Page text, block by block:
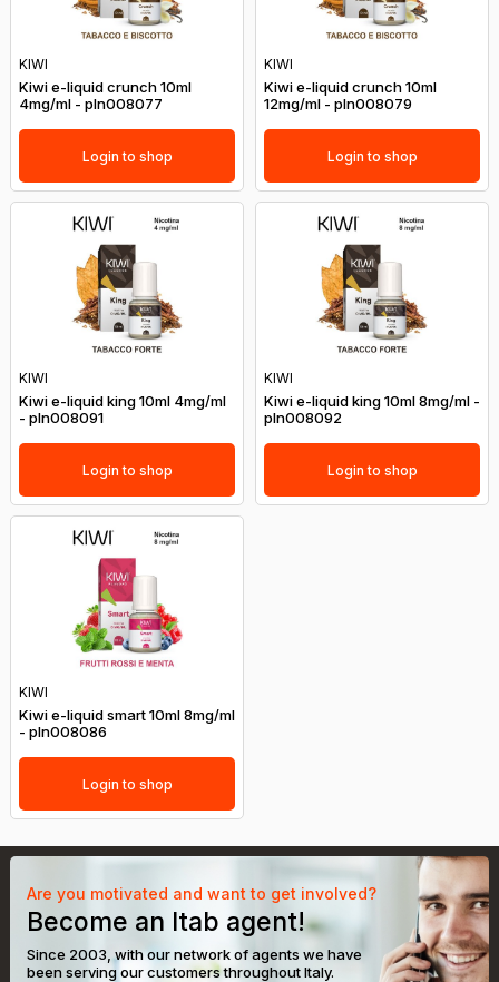
KIWI
Kiwi e-liquid crunch 10ml
4mg/ml - pln008077
Login to shop
KIWI
Kiwi e-liquid crunch 10ml
12mg/ml - pln008079
Login to shop
KIWI
Kiwi e-liquid king 10ml 4mg/ml
- pln008091
Login to shop
KIWI
Kiwi e-liquid king 10ml 8mg/ml -
pln008092
Login to shop
KIWI
Kiwi e-liquid smart 10ml 8mg/ml
- pln008086
Login to shop
Are you motivated and want to get involved?
Become an Itab agent!
Since 2003, with our network of agents we have
been serving our customers throughout Italy.